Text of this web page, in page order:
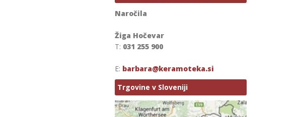
Naročila
Žiga Hočevar
T: 031 255 900
E: barbara@keramoteka.si
Trgovine v Sloveniji